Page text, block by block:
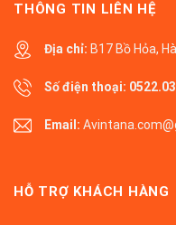
THÔNG TIN LIÊN HỆ
Địa chỉ: B17 Bồ Hỏa,
Số điện thoại:
Email:
HỖ TRỢ KHÁCH HÀNG